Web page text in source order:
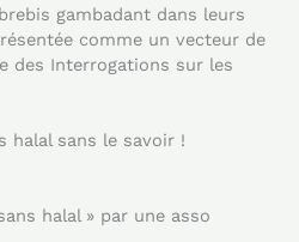
gambadant dans leurs
comme un vecteur de
des Interrogations sur les
halal sans le savoir !
halal » par une asso